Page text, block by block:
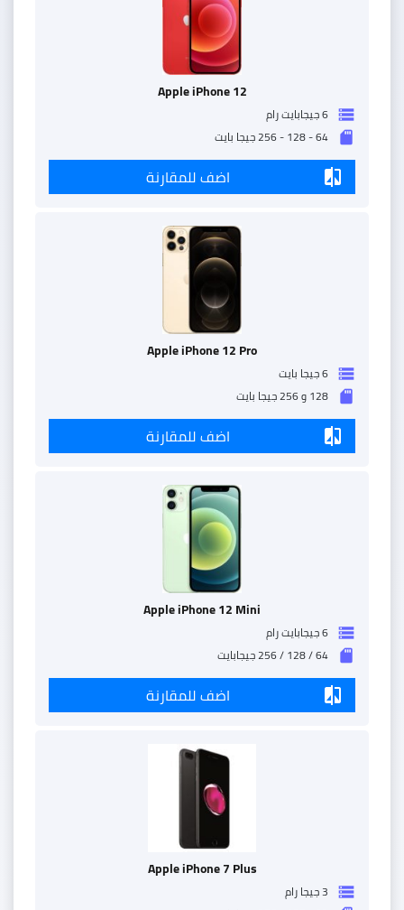
Apple iPhone 12
storage 6 جيجابايت رام
sd_storage 64 - 128 - 256 جيجا بايت
compare اضف للمقارنة
Apple iPhone 12 Pro
storage 6 جيجا بايت
sd_storage 128 و 256 جيجا بايت
compare اضف للمقارنة
Apple iPhone 12 Mini
storage 6 جيجابايت رام
sd_storage 64 / 128 / 256 جيجابايت
compare اضف للمقارنة
Apple iPhone 7 Plus
storage 3 جيجا رام